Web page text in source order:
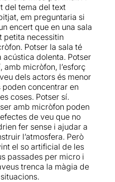
del tema del text
em preguntaria si
encert que en una sala
petita necessitin
Potser la sala té
acústica dolenta. Potser
amb micròfon, l’esforç
dels actors és menor
poden concentrar en
coses. Potser sí.
amb micròfon poden
de veu que no
fer sense i ajudar a
l’atmosfera. Però
el so artificial de les
passades per micro i
trenca la màgia de